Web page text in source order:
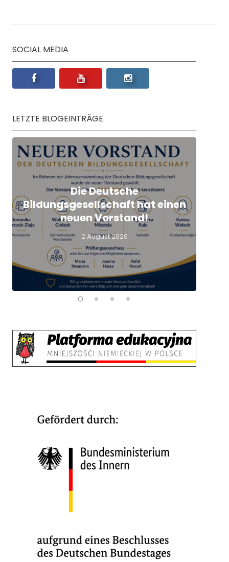
SOCIAL MEDIA
LETZTE BLOGEINTRÄGE
Die Deutsche
Bildungsgesellschaft hat einen
neuen Vorstand!
2 August 2026